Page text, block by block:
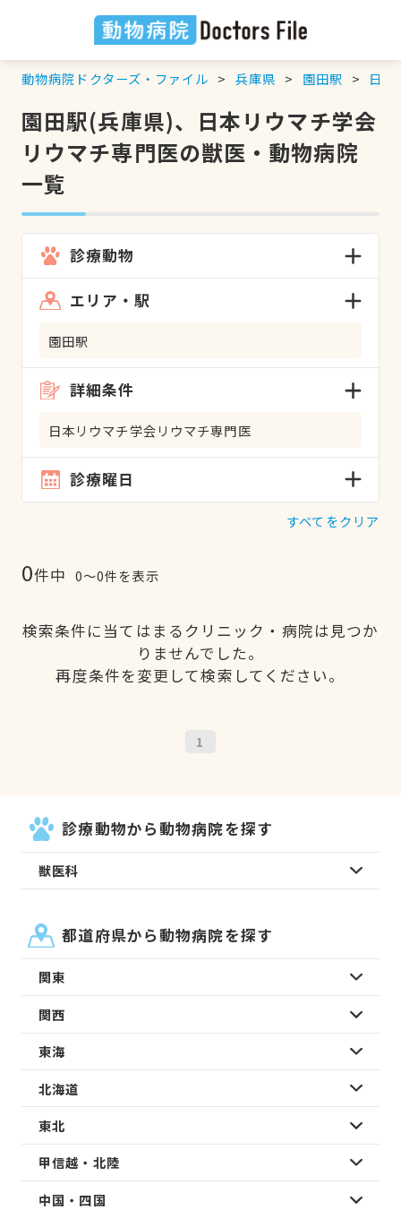
動物病院ドクターズ・ファイル 兵庫県 園田駅 日本
園田駅(兵庫県)、日本リウマチ学会
リウマチ専門医の獣医・動物病院
一覧
診療動物
エリア・駅
園田駅
詳細条件
日本リウマチ学会リウマチ専門医
診療曜日
すべてをクリア
0件中 0〜0件を表示
検索条件に当てはまるクリニック・病院は見つか
りませんでした。
再度条件を変更して検索してください。
1
診療動物から動物病院を探す
獣医科
都道府県から動物病院を探す
関東
関西
東海
北海道
東北
甲信越・北陸
中国・四国